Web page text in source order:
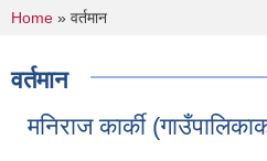
You are here
Home » वर्तमान
वर्तमान
मनिराज कार्की